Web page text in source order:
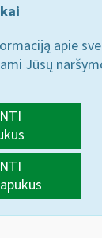
apie
Jūsų